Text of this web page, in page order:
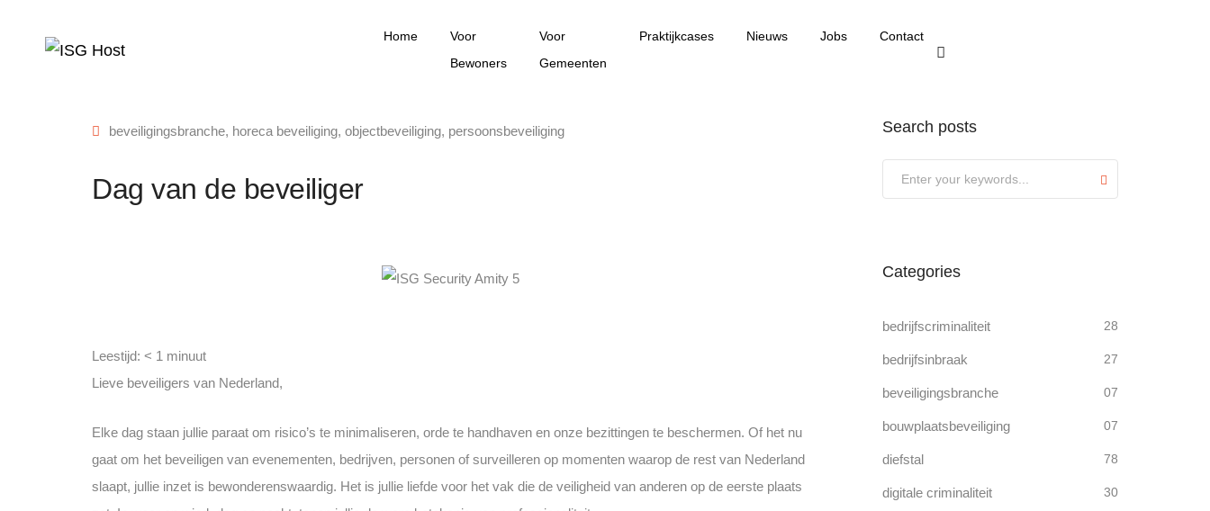
Home
Voor
Bewoners
Voor
Gemeenten
Praktijkcases Nieuws Jobs Contact
beveiligingsbranche, horeca beveiliging, objectbeveiliging, persoonsbeveiliging
Dag van de beveiliger
Leestijd: < 1 minuut
Lieve beveiligers van Nederland,
Elke dag staan jullie paraat om risico’s te minimaliseren, orde te handhaven en onze bezittingen te beschermen. Of het nu
gaat om het beveiligen van evenementen, bedrijven, personen of surveilleren op momenten waarop de rest van Nederland
slaapt, jullie inzet is bewonderenswaardig. Het is jullie liefde voor het vak die de veiligheid van anderen op de eerste plaats
Search posts
Categories
bedrijfscriminaliteit 28
bedrijfsinbraak 27
beveiligingsbranche 07
bouwplaatsbeveiliging 07
diefstal 78
digitale criminaliteit 30